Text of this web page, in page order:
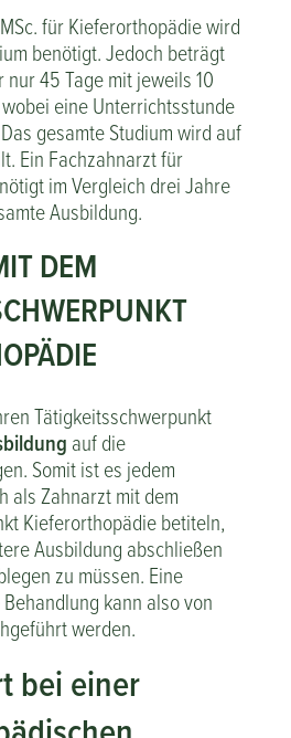
für Kieferorthopädie wird
benötigt. Jedoch beträgt
45 Tage mit jeweils 10
eine Unterrichtsstunde
gesamte Studium wird auf
Ein Fachzahnarzt für
im Vergleich drei Jahre
Ausbildung.
DEM
Tätigkeitsschwerpunkt
auf die
Somit ist es jedem
als Zahnarzt mit dem
Kieferorthopädie betiteln,
Ausbildung abschließen
zu müssen. Eine
kann also von
werden.
bei einer